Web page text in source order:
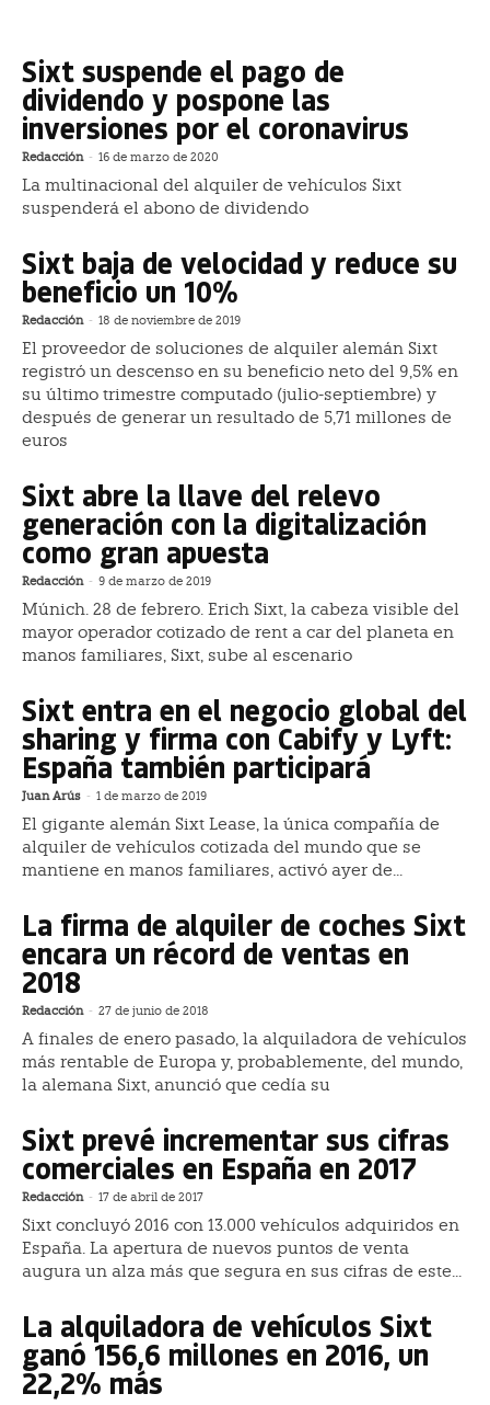
Sixt suspende el pago de
dividendo y pospone las
inversiones por el coronavirus
Redacción - 16 de marzo de 2020
La multinacional del alquiler de vehículos Sixt
suspenderá el abono de dividendo
Sixt baja de velocidad y reduce su
beneficio un 10%
Redacción - 18 de noviembre de 2019
El proveedor de soluciones de alquiler alemán Sixt
registró un descenso en su beneficio neto del 9,5% en
su último trimestre computado (julio-septiembre) y
después de generar un resultado de 5,71 millones de
euros
Sixt abre la llave del relevo
generación con la digitalización
como gran apuesta
Redacción - 9 de marzo de 2019
Múnich. 28 de febrero. Erich Sixt, la cabeza visible del
mayor operador cotizado de rent a car del planeta en
manos familiares, Sixt, sube al escenario
Sixt entra en el negocio global del
sharing y firma con Cabify y Lyft:
España también participará
Juan Arús - 1 de marzo de 2019
El gigante alemán Sixt Lease, la única compañía de
alquiler de vehículos cotizada del mundo que se
mantiene en manos familiares, activó ayer de...
La firma de alquiler de coches Sixt
encara un récord de ventas en
2018
Redacción - 27 de junio de 2018
A finales de enero pasado, la alquiladora de vehículos
más rentable de Europa y, probablemente, del mundo,
la alemana Sixt, anunció que cedía su
Sixt prevé incrementar sus cifras
comerciales en España en 2017
Redacción - 17 de abril de 2017
Sixt concluyó 2016 con 13.000 vehículos adquiridos en
España. La apertura de nuevos puntos de venta
augura un alza más que segura en sus cifras de este...
La alquiladora de vehículos Sixt
ganó 156,6 millones en 2016, un
22,2% más